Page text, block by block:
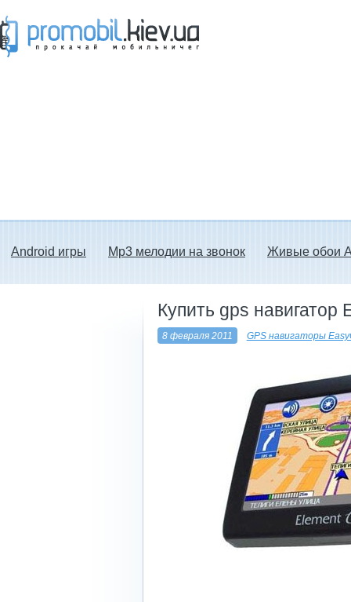
Android игры Mp3 мелодии на звонок Живые обои
Купить gps навигатор
8 февраля 2011 GPS навигаторы